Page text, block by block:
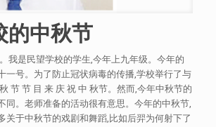
的中秋节
我是民望学校的学生,今年上九年级。今年的
一号。为了防止冠状病毒的传播,学校举行了与
节 节 目 来 庆 祝 中 秋节。然而,今年中秋节的
同。老师准备的活动很有意思。今年的中秋节,
关于中秋节的戏剧和舞蹈,比如后羿为何射下了